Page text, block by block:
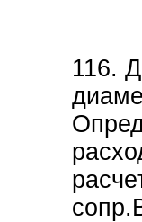
116.